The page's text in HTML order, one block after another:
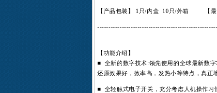
【产品包装】 1只/内盒 10只/外箱 【最
【功能介绍】
■ 全新的数字技术:领先使用的全球最新数
还原效果好，效率高，发热小等特点，真正
■ 全轻触式电子开关，充分考虑人机操作习